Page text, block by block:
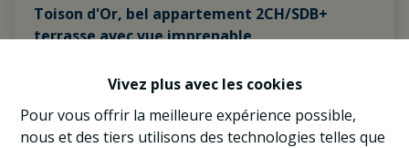
Vivez plus avec les cookies
Pour vous offrir la meilleure expérience possible,
nous et des tiers utilisons des technologies telles que
Toison d'Or, bel appartement 2CH/SDB+
terrasse avec vue imprenable
€ 425.000